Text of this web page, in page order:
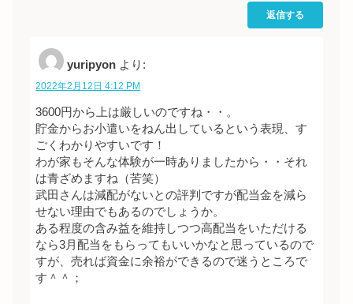
返信する
yuripyon より:
2022年2月12日 4:12 PM
3600円から上は厳しいのですね・・。
貯金からお小遣いをねん出しているという表現、す
ごくわかりやすいです！
わが家もそんな体験が一時ありましたから・・それ
は青ざめますね（苦笑）
武田さんは減配がないとの評判ですが配当金を減ら
せない理由でもあるのでしょうか。
ある程度の含み益を維持しつつ高配当をいただける
なら3月配当をもらってもいいかなと思っているので
すが、売れば資金に余裕ができるので迷うところで
す＾＾；